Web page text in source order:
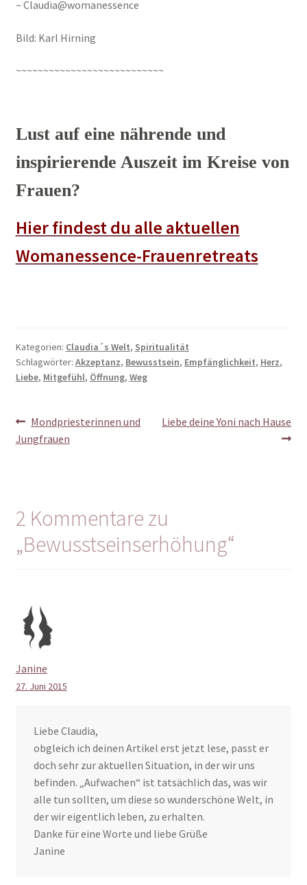
~ Claudia@womanessence
Bild: Karl Hirning
~~~~~~~~~~~~~~~~~~~~~~~~~~~
Lust auf eine nährende und
inspirierende Auszeit im Kreise von
Frauen?
Hier findest du alle aktuellen
Womanessence-Frauenretreats
Kategorien: Claudia´s Welt, Spiritualität
Schlagwörter: Akzeptanz, Bewusstsein, Empfänglichkeit, Herz,
Liebe, Mitgefühl, Öffnung, Weg
Beitragsnavigation
Vorheriger
Beitrag:
Mondpriesterinnen und
Jungfrauen
Nächster
Liebe deine Yoni nach Hause
2 Kommentare zu
„Bewusstseinserhöhung“
Janine
27. Juni 2015
Liebe Claudia,
obgleich ich deinen Artikel erst jetzt lese, passt er
doch sehr zur aktuellen Situation, in der wir uns
befinden. „Aufwachen“ ist tatsächlich das, was wir
alle tun sollten, um diese so wunderschöne Welt, in
der wir eigentlich leben, zu erhalten.
Danke für eine Worte und liebe Grüße
Janine